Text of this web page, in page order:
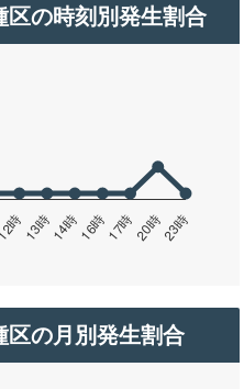
区の時刻別発生割合
区の月別発生割合